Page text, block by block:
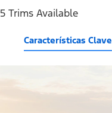
5 Trims Available
Características Clave